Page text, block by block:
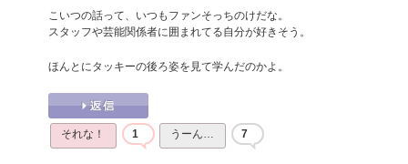
こいつの話って、いつもファンそっちのけだな。
スタッフや芸能関係者に囲まれてる自分が好きそう。
ほんとにタッキーの後ろ姿を見て学んだのかよ。
それな！ 1 うーん… 7